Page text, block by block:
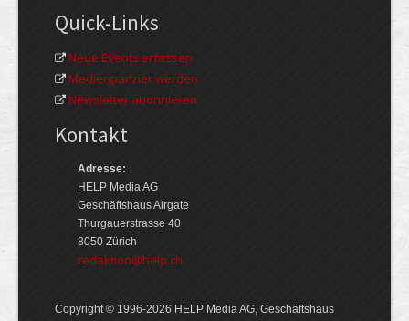
Quick-Links
Neue Events erfassen
Medienpartner werden
Newsletter abonnieren
Kontakt
Adresse:
HELP Media AG
Geschäftshaus Airgate
Thurgauerstrasse 40
8050 Zürich
redaktion@help.ch
Copyright © 1996-2026 HELP Media AG, Geschäftshaus